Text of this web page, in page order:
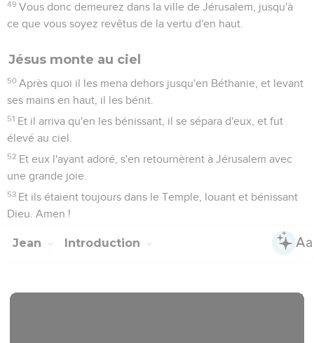
49 Vous donc demeurez dans la ville de Jérusalem, jusqu'à
ce que vous soyez revêtus de la vertu d'en haut.
Jésus monte au ciel
50 Après quoi il les mena dehors jusqu'en Béthanie, et levant
ses mains en haut, il les bénit.
51 Et il arriva qu'en les bénissant, il se sépara d'eux, et fut
élevé au ciel.
52 Et eux l'ayant adoré, s'en retournèrent à Jérusalem avec
une grande joie.
53 Et ils étaient toujours dans le Temple, louant et bénissant
Dieu. Amen !
Jean Introduction